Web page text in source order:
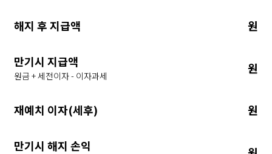
해지 후 지급액 원
만기시 지급액
원금 + 세전이자 - 이자과세
원
재예치 이자(세후) 원
만기시 해지 손익